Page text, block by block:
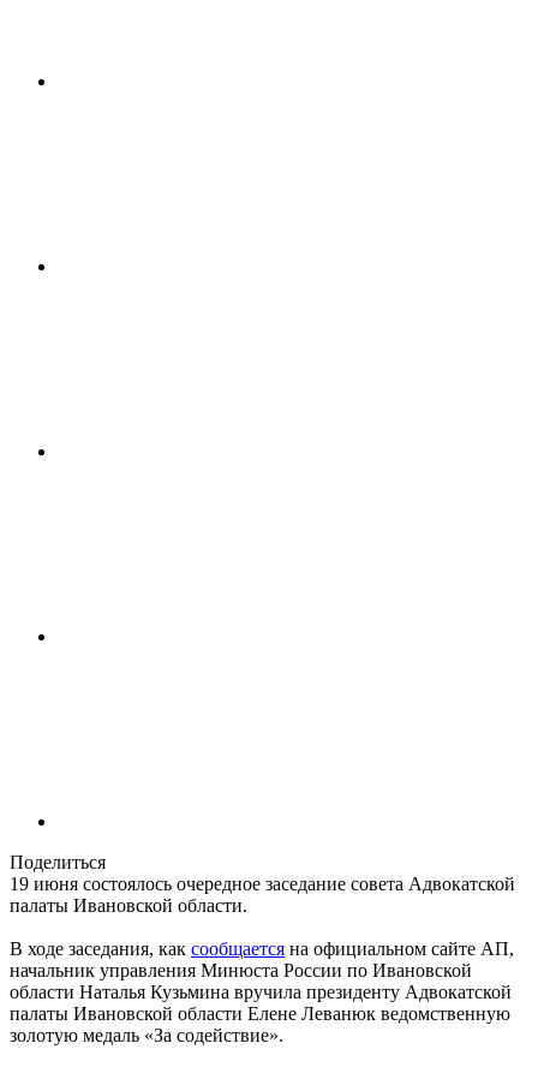
Поделиться
19 июня состоялось очередное заседание cовета Адвокатской
палаты Ивановской области.
В ходе заседания, как сообщается на официальном сайте АП,
начальник управления Минюста России по Ивановской
области Наталья Кузьмина вручила президенту Адвокатской
палаты Ивановской области Елене Леванюк ведомственную
золотую медаль «За содействие».